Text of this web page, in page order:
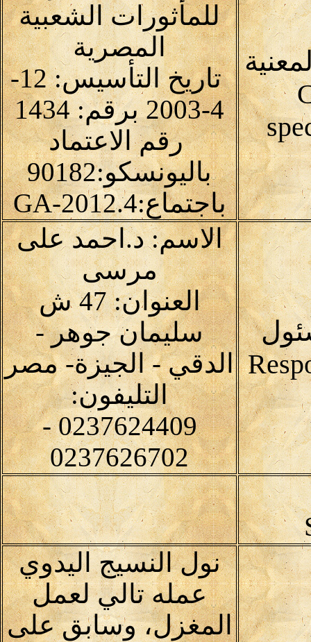
للمأثورات الشعبية
المصرية
تاريخ التأسيس: 12-
4-2003 برقم: 1434
رقم الاعتماد
باليونسكو:90182
باجتماع:4.GA-2012
الاسم: د.احمد على
مرسى
العنوان: 47 ش
سليمان جوهر -
الدقي - الجيزة- مصر
التليفون:
0237624409 -
0237626702
نول النسيج اليدوي
عمله تالي لعمل
المغزل، وسابق على